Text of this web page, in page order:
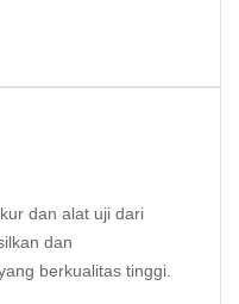
dan alat uji dari
dan
berkualitas tinggi.